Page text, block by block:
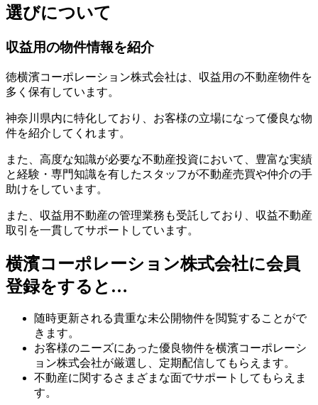
選びについて
収益用の物件情報を紹介
徳横濱コーポレーション株式会社は、収益用の不動産物件を
多く保有しています。
神奈川県内に特化しており、お客様の立場になって優良な物
件を紹介してくれます。
また、高度な知識が必要な不動産投資において、豊富な実績
と経験・専門知識を有したスタッフが不動産売買や仲介の手
助けをしています。
また、収益用不動産の管理業務も受託しており、収益不動産
取引を一貫してサポートしています。
横濱コーポレーション株式会社に会員
登録をすると…
随時更新される貴重な未公開物件を閲覧することがで
きます。
お客様のニーズにあった優良物件を横濱コーポレーシ
ョン株式会社が厳選し、定期配信してもらえます。
不動産に関するさまざまな面でサポートしてもらえま
す。